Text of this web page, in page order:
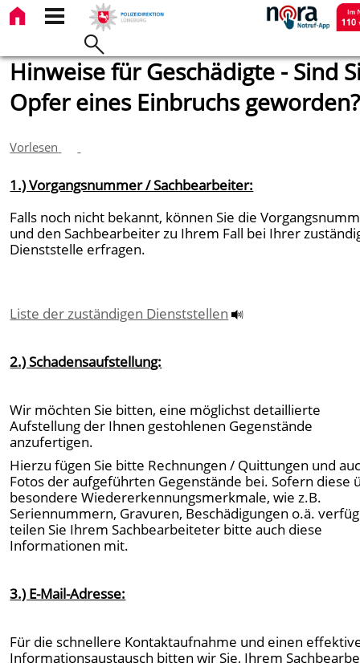
Hinweise für Geschädigte - Sind
Opfer eines Einbruchs geworden?
Vorlesen
1.) Vorgangsnummer / Sachbearbeiter:
Falls noch nicht bekannt, können Sie die
und den Sachbearbeiter zu Ihrem Fall bei Ihrer
Dienststelle erfragen.
Liste der zuständigen Dienststellen
2.) Schadensaufstellung:
Wir möchten Sie bitten, eine möglichst detaillierte
Aufstellung der Ihnen gestohlenen Gegenstände
anzufertigen.
Hierzu fügen Sie bitte Rechnungen / Quittungen und
Fotos der aufgeführten Gegenstände bei. Sofern diese
besondere Wiedererkennungsmerkmale, wie z.B.
Seriennummern, Gravuren, Beschädigungen o.ä.
teilen Sie Ihrem Sachbearbeiteter bitte auch diese
Informationen mit.
3.) E-Mail-Adresse:
Für die schnellere Kontaktaufnahme und einen
Informationsaustausch bitten wir Sie, Ihrem